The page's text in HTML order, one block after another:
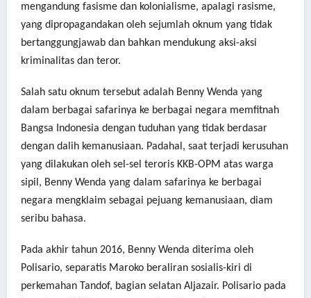
mengandung fasisme dan kolonialisme, apalagi rasisme,
yang dipropagandakan oleh sejumlah oknum yang tidak
bertanggungjawab dan bahkan mendukung aksi-aksi
kriminalitas dan teror.
Salah satu oknum tersebut adalah Benny Wenda yang
dalam berbagai safarinya ke berbagai negara memfitnah
Bangsa Indonesia dengan tuduhan yang tidak berdasar
dengan dalih kemanusiaan. Padahal, saat terjadi kerusuhan
yang dilakukan oleh sel-sel teroris KKB-OPM atas warga
sipil, Benny Wenda yang dalam safarinya ke berbagai
negara mengklaim sebagai pejuang kemanusiaan, diam
seribu bahasa.
Pada akhir tahun 2016, Benny Wenda diterima oleh
Polisario, separatis Maroko beraliran sosialis-kiri di
perkemahan Tandof, bagian selatan Aljazair. Polisario pada